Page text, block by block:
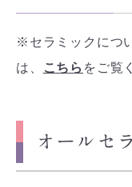
※セラミックにつ
は、
こちら をご覧
オールセ